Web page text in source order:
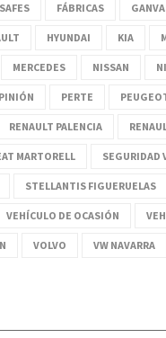
FÁBRICAS
HYUNDAI KIA
MERCEDES NISSAN
PERTE
RENAULT PALENCIA
MARTORELL SEGURIDAD
STELLANTIS FIGUERUELAS
VEHÍCULO DE OCASIÓN
VOLVO VW NAVARRA